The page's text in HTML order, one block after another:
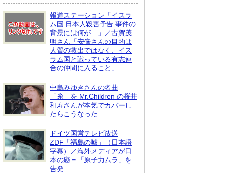
報道ステーション「イスラ
ム国 日本人殺害予告 事件の
背景には何が…」／古賀茂
明さん「安倍さんの目的は
人質の救出ではなく、イス
ラム国と戦っている有志連
合の仲間に入ること」
中島みゆきさんの名曲
「糸」を Mr.Children の桜井
和寿さんが本気でカバーし
たらこうなった
ドイツ国営テレビ放送
ZDF「福島の嘘」（日本語
字幕）／海外メディアが日
本の癌＝「原子力ムラ」を
告発